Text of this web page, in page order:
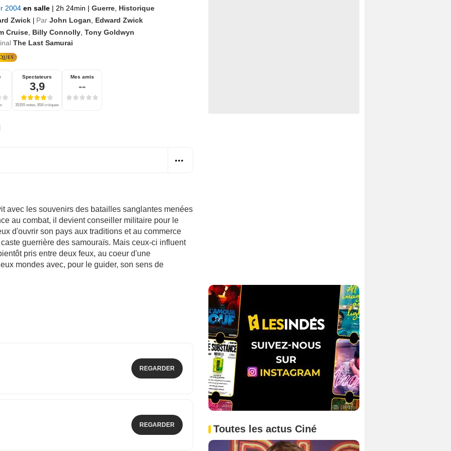
2004 en salle | 2h 24min | Guerre Historique
Zwick | Par John Logan
Edward Zwick
Cruise Billy Connolly Tony Goldwyn
The Last Samurai
Spectateurs
3,9
35355 notes, 858 critiques
Mes amis
--
avec les souvenirs des batailles sanglantes menées
au combat, il devient conseiller militaire pour le
d'ouvrir son pays aux traditions et au commerce
guerrière des samouraïs. Mais ceux-ci influent
pris entre deux feux, au coeur d'une
mondes avec, pour le guider, son sens de
REGARDER
REGARDER Toutes les actus Ciné